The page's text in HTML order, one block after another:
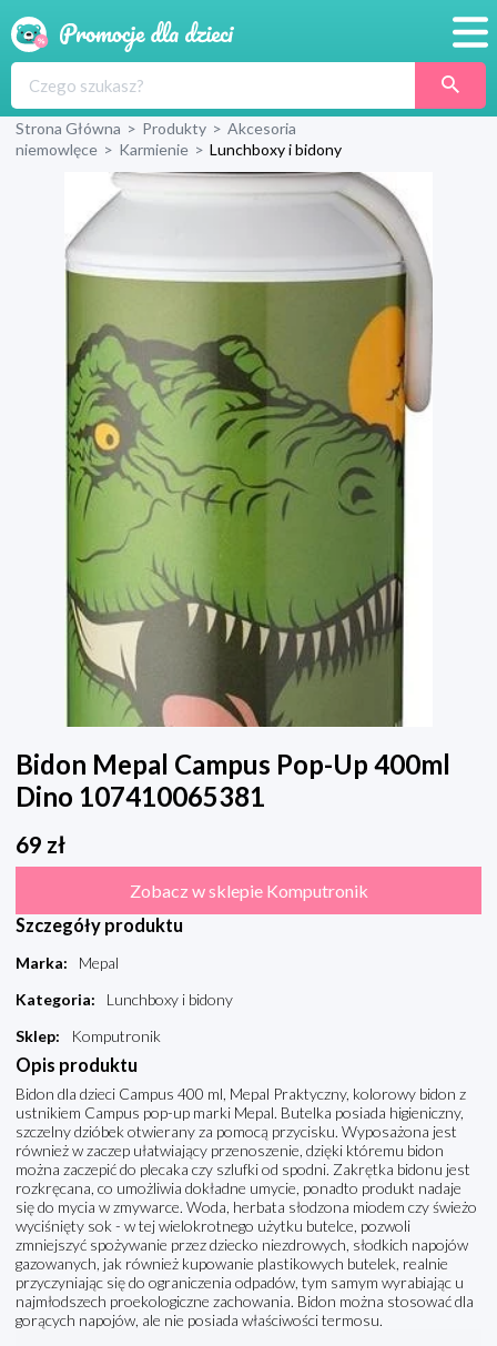
Produkty
Sklepy
Strona Główna > Produkty > Akcesoria
niemowlęce > Karmienie > Lunchboxy i bidony
Bidon Mepal Campus Pop-Up 400ml
Dino 107410065381
69 zł
Zobacz w sklepie Komputronik
Szczegóły produktu
Marka:
Mepal
Kategoria:
Lunchboxy i bidony
Sklep: Komputronik
Opis produktu
Bidon dla dzieci Campus 400 ml, Mepal Praktyczny, kolorowy bidon z
ustnikiem Campus pop-up marki Mepal. Butelka posiada higieniczny,
szczelny dzióbek otwierany za pomocą przycisku. Wyposażona jest
również w zaczep ułatwiający przenoszenie, dzięki któremu bidon
można zaczepić do plecaka czy szlufki od spodni. Zakrętka bidonu jest
rozkręcana, co umożliwia dokładne umycie, ponadto produkt nadaje
się do mycia w zmywarce. Woda, herbata słodzona miodem czy świeżo
wyciśnięty sok - w tej wielokrotnego użytku butelce, pozwoli
zmniejszyć spożywanie przez dziecko niezdrowych, słodkich napojów
gazowanych, jak również kupowanie plastikowych butelek, realnie
przyczyniając się do ograniczenia odpadów, tym samym wyrabiając u
najmłodszech proekologiczne zachowania. Bidon można stosować dla
gorących napojów, ale nie posiada właściwości termosu.